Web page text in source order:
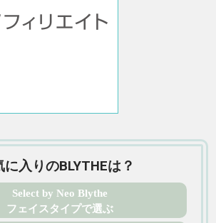
に入りのBLYTHEは？
Select by Neo Blythe
フェイスタイプで選ぶ